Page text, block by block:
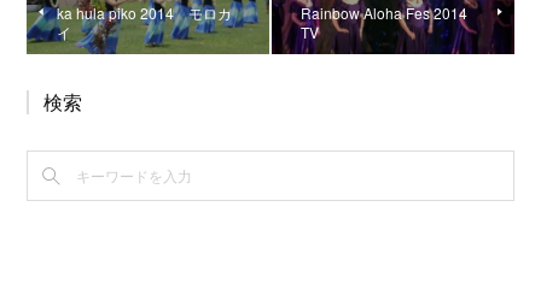
ka hula piko 2014 モロカ
イ
Rainbow Aloha Fes 2014
TV
検索